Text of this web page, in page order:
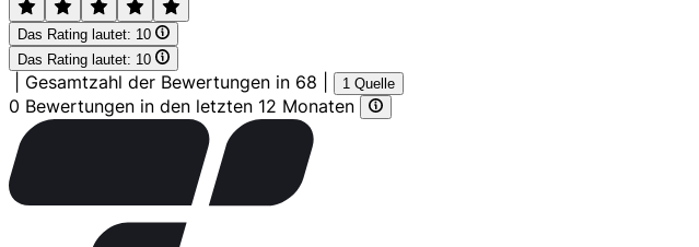
Das Rating lautet: 10
Das Rating lautet: 10
Gesamtzahl der Bewertungen in 68 1 Quelle
0 Bewertungen in den letzten 12 Monaten